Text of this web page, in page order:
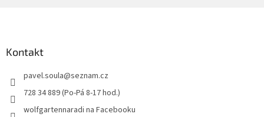
Kontakt
pavel.soula@seznam.cz
728 34 889 (Po-Pá 8-17 hod.)
wolfgartennaradi na Facebooku